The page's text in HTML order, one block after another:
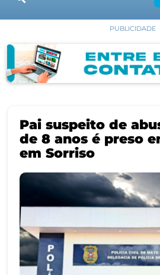
PUBLICIDADE
Pai suspeito de
de 8 anos é preso
em Sorriso